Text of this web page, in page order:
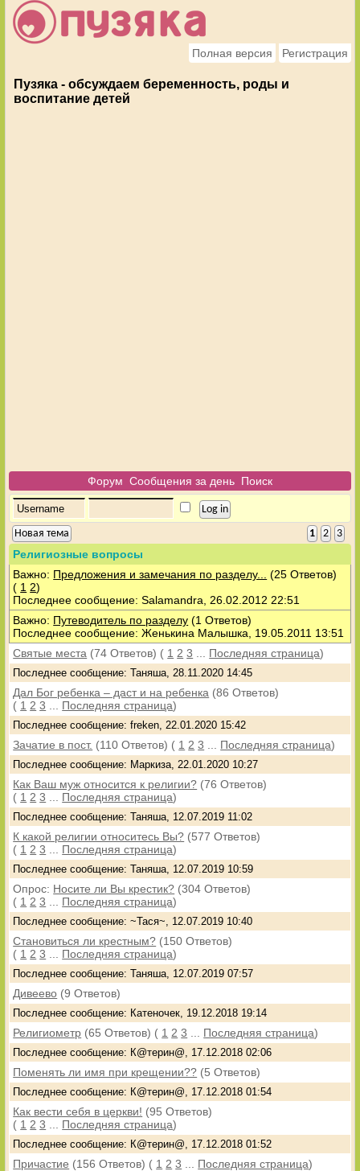
Полная версия Регистрация
Пузяка - обсуждаем беременность, роды и
воспитание детей
Форум Сообщения за день Поиск
1 2 3
Новая тема
Религиозные вопросы
Важно: Предложения и замечания по разделу...
(25 Ответов)
( 1 2)
Последнее сообщение: Salamandra, 26.02.2012 22:51
Важно: Путеводитель по разделу (1 Ответов)
Последнее сообщение: Женькина Малышка, 19.05.2011 13:51
Святые места (74 Ответов) ( 1 2 3 Последняя страница)
Последнее сообщение: Таняша, 28.11.2020 14:45
Дал Бог ребенка – даст и на ребенка (86 Ответов)
( 1 2 3 Последняя страница)
Последнее сообщение: freken, 22.01.2020 15:42
Зачатие в пост. (110 Ответов) ( 1 2 3 Последняя страница)
Последнее сообщение: Маркиза, 22.01.2020 10:27
Как Ваш муж относится к религии? (76 Ответов)
( 1 2 3 Последняя страница)
Последнее сообщение: Таняша, 12.07.2019 11:02
К какой религии относитесь Вы? (577 Ответов)
( 1 2 3 Последняя страница)
Последнее сообщение: Таняша, 12.07.2019 10:59
Опрос: Носите ли Вы крестик? (304 Ответов)
( 1 2 3 Последняя страница)
Последнее сообщение: ~Тася~, 12.07.2019 10:40
Становиться ли крестным? (150 Ответов)
( 1 2 3 Последняя страница)
Последнее сообщение: Таняша, 12.07.2019 07:57
Дивеево (9 Ответов)
Последнее сообщение: Катеночек, 19.12.2018 19:14
Религиометр (65 Ответов) ( 1 2 3 Последняя страница)
Последнее сообщение: К@терин@, 17.12.2018 02:06
Поменять ли имя при крещении?? (5 Ответов)
Последнее сообщение: К@терин@, 17.12.2018 01:54
Как вести себя в церкви! (95 Ответов)
( 1 2 3 Последняя страница)
Последнее сообщение: К@терин@, 17.12.2018 01:52
Причастие (156 Ответов) ( 1 2 3 Последняя страница)